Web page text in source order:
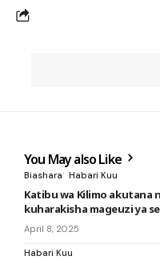
You May also Like
Biashara Habari Kuu
Katibu wa Kilimo akutana
kuharakisha mageuzi ya
April 8, 2025
Habari Kuu